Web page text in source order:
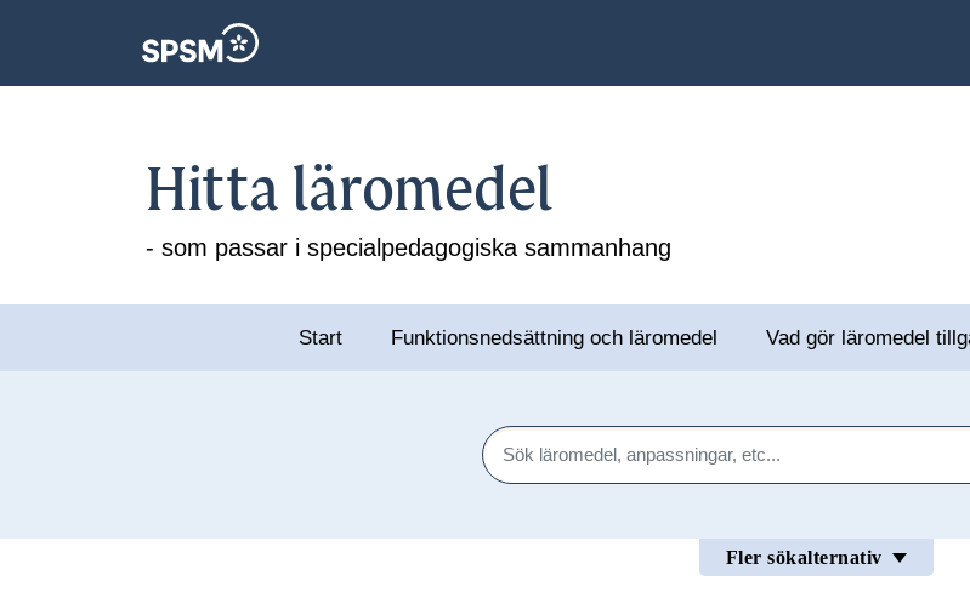
Hitta läromedel
- som passar i specialpedagogiska sammanhang
Start Funktionsnedsättning och läromedel Vad gör läromedel
Sök
Fler sökalternativ